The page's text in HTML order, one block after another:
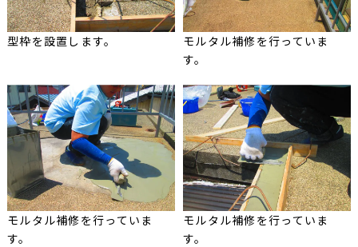
型枠を設置します。
モルタル補修を行っていま
す。
モルタル補修を行っていま
す。
モルタル補修を行っていま
す。